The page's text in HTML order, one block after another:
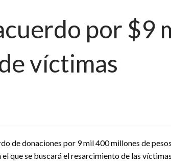
por $9
víctimas
de donaciones por 9 mil 400 millones de
que se buscará el resarcimiento de las